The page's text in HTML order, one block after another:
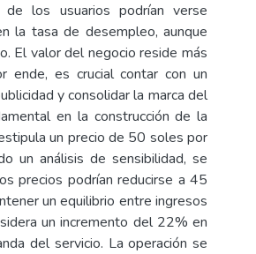
los usuarios podrían verse
la tasa de desempleo, aunque
El valor del negocio reside más
ende, es crucial contar con un
y consolidar la marca del
en la construcción de la
un precio de 50 soles por
un análisis de sensibilidad, se
precios podrían reducirse a 45
un equilibrio entre ingresos
un incremento del 22% en
del servicio. La operación se